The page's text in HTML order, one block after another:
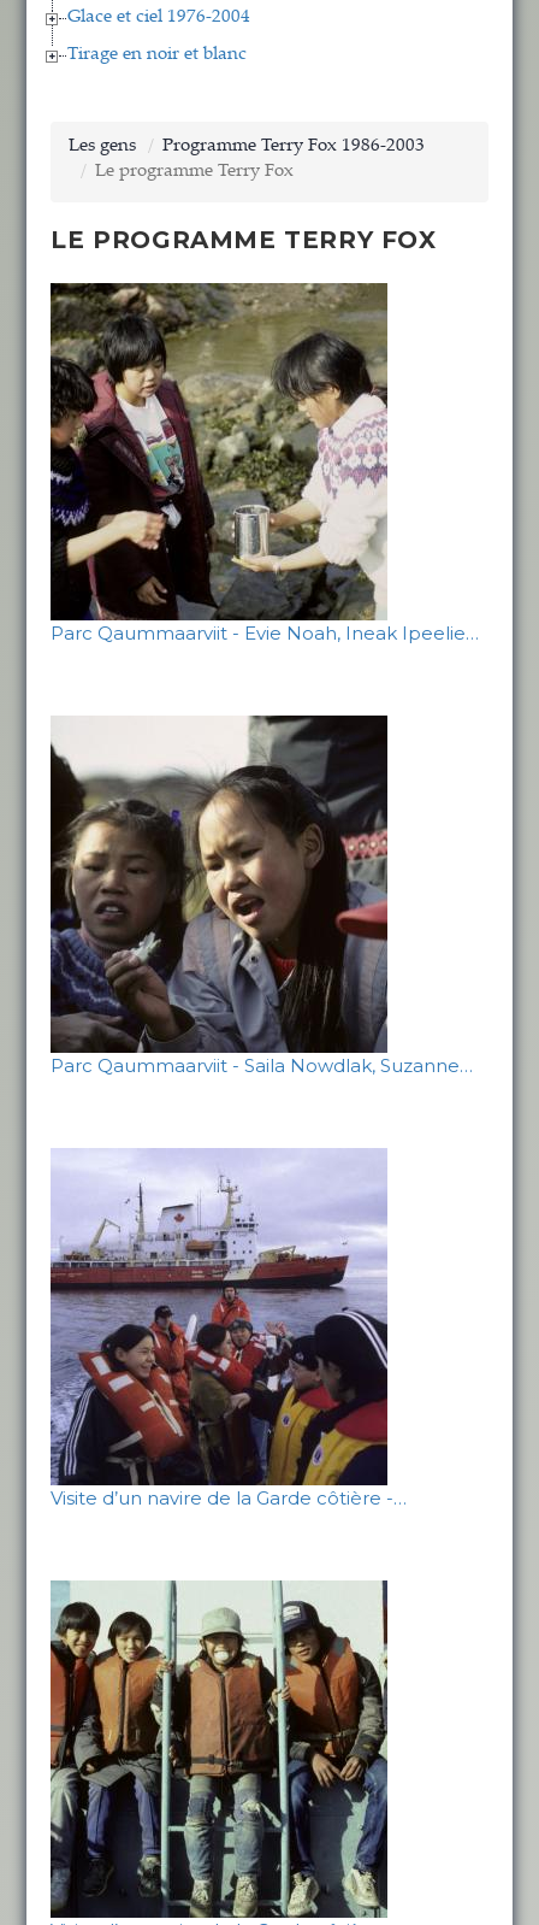
Glace et ciel 1976-2004
Tirage en noir et blanc
Les gens
Programme Terry Fox 1986-2003
Le programme Terry Fox
LE PROGRAMME TERRY FOX
Parc Qaummaarviit - Evie Noah, Ineak Ipeelie…
Parc Qaummaarviit - Saila Nowdlak, Suzanne…
Visite d’un navire de la Garde côtière -…